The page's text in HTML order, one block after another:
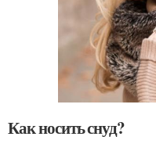
Как носить снуд?